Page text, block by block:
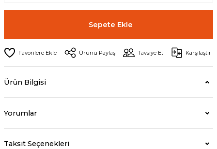
Sepete Ekle
Ürünü Paylaş Tavsiye Et Karşılaştır
Ürün Bilgisi
Yorumlar
Taksit Seçenekleri